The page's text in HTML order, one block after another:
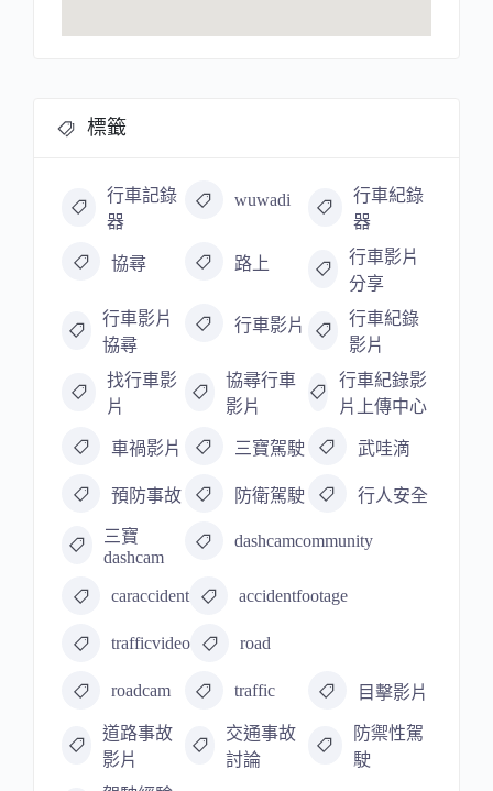
標籤
行車記錄
器
wuwadi
行車紀錄
器
協尋 路上
行車影片
分享
行車影片
協尋
行車影片
行車紀錄
影片
找行車影
片
協尋行車
影片
行車紀錄影
片上傳中心
車禍影片 三寶駕駛 武哇滴
預防事故 防衛駕駛 行人安全
三寶
dashcam
dashcamcommunity
caraccident accidentfootage
trafficvideo road
roadcam traffic 目擊影片
道路事故
影片
交通事故
討論
防禦性駕
駛